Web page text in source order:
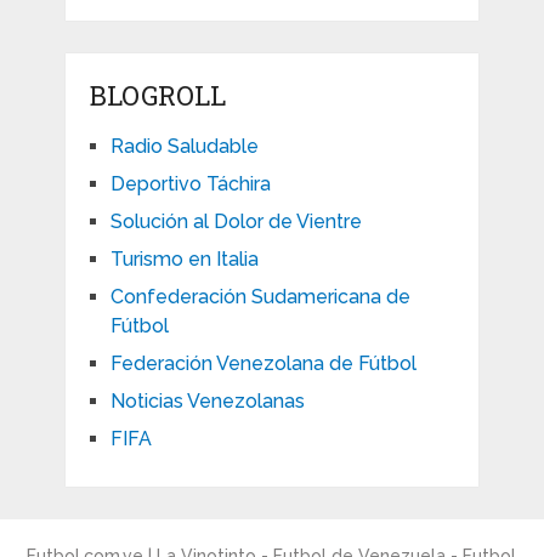
BLOGROLL
Radio Saludable
Deportivo Táchira
Solución al Dolor de Vientre
Turismo en Italia
Confederación Sudamericana de
Fútbol
Federación Venezolana de Fútbol
Noticias Venezolanas
FIFA